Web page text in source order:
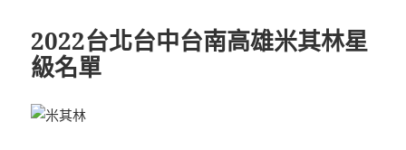
2022台北台中台南高雄米其林星
級名單